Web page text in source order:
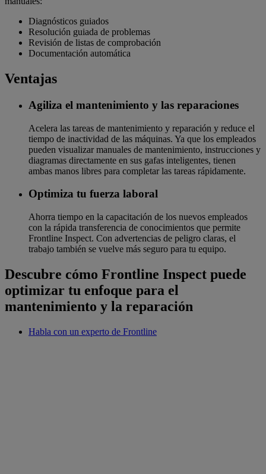
Diagnósticos guiados
Resolución guiada de problemas
Revisión de listas de comprobación
Documentación automática
Ventajas
Agiliza el mantenimiento y las reparaciones
Acelera las tareas de mantenimiento y reparación y reduce el
tiempo de inactividad de las máquinas. Ya que los empleados
pueden visualizar manuales de mantenimiento, instrucciones y
diagramas directamente en sus gafas inteligentes, tienen
ambas manos libres para completar las tareas rápidamente.
Optimiza tu fuerza laboral
Ahorra tiempo en la capacitación de los nuevos empleados
con la rápida transferencia de conocimientos que permite
Frontline Inspect. Con advertencias de peligro claras, el
trabajo también se vuelve más seguro para tu equipo.
Descubre cómo Frontline Inspect puede
optimizar tu enfoque para el
mantenimiento y la reparación
Habla con un experto de Frontline